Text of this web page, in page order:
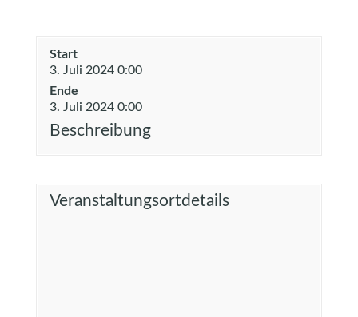
Start
3. Juli 2024 0:00
Ende
3. Juli 2024 0:00
Beschreibung
Veranstaltungsortdetails